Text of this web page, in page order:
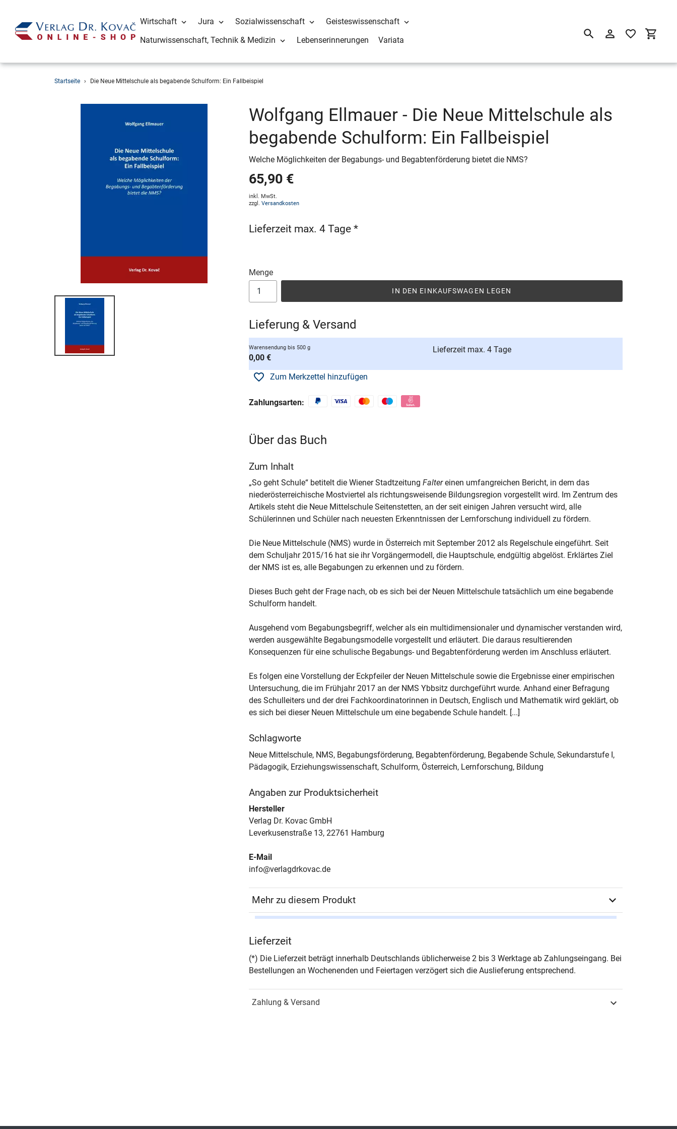
Wirtschaft Jura Sozialwissenschaft
Geisteswissenschaft
Naturwissenschaft, Technik & Medizin
Lebenserinnerungen Variata SuchenEinloggen
Startseite › Die Neue Mittelschule als begabende Schulform: Ein Fallbeispiel
Wolfgang Ellmauer - Die Neue Mittelschule als
begabende Schulform: Ein Fallbeispiel
Welche Möglichkeiten der Begabungs- und Begabtenförderung bietet die NMS?
65,90 €
inkl. MwSt.
zzgl. Versandkosten
Lieferzeit max. 4 Tage *
Menge
IN DEN EINKAUFSWAGEN LEGEN
Lieferung & Versand
Warensendung bis 500 g
0,00 €
Lieferzeit max. 4 Tage
Zum Merkzettel hinzufügen
Zahlungsarten:
Über das Buch
Zum Inhalt
„So geht Schule“ betitelt die Wiener Stadtzeitung Faltereinen umfangreichen Bericht, in dem das
niederösterreichische Mostviertel als richtungsweisende Bildungsregion vorgestellt wird. Im Zentrum des
Artikels steht die Neue Mittelschule Seitenstetten, an der seit einigen Jahren versucht wird, alle
Schülerinnen und Schüler nach neuesten Erkenntnissen der Lernforschung individuell zu fördern.
Die Neue Mittelschule (NMS) wurde in Österreich mit September 2012 als Regelschule eingeführt. Seit
dem Schuljahr 2015/16 hat sie ihr Vorgängermodell, die Hauptschule, endgültig abgelöst. Erklärtes Ziel
der NMS ist es, alle Begabungen zu erkennen und zu fördern.
Dieses Buch geht der Frage nach, ob es sich bei der Neuen Mittelschule tatsächlich um eine begabende
Schulform handelt.
Ausgehend vom Begabungsbegriff, welcher als ein multidimensionaler und dynamischer verstanden wird,
werden ausgewählte Begabungsmodelle vorgestellt und erläutert. Die daraus resultierenden
Konsequenzen für eine schulische Begabungs- und Begabtenförderung werden im Anschluss erläutert.
Es folgen eine Vorstellung der Eckpfeiler der Neuen Mittelschule sowie die Ergebnisse einer empirischen
Untersuchung, die im Frühjahr 2017 an der NMS Ybbsitz durchgeführt wurde. Anhand einer Befragung
des Schulleiters und der drei Fachkoordinatorinnen in Deutsch, Englisch und Mathematik wird geklärt, ob
es sich bei dieser Neuen Mittelschule um eine begabende Schule handelt. [...]
Schlagworte
Neue Mittelschule, NMS, Begabungsförderung, Begabtenförderung, Begabende Schule, Sekundarstufe I,
Pädagogik, Erziehungswissenschaft, Schulform, Österreich, Lernforschung, Bildung
Angaben zur Produktsicherheit
Hersteller
Verlag Dr. Kovac GmbH
Leverkusenstraße 13, 22761 Hamburg
E-Mail
info@verlagdrkovac.de
Mehr zu diesem Produkt
Seiten 124
ISBN
Lieferzeit
(*) Die Lieferzeit beträgt innerhalb Deutschlands üblicherweise 2 bis 3 Werktage ab Zahlungseingang. Bei
Bestellungen an Wochenenden und Feiertagen verzögert sich die Auslieferung entsprechend.
Zahlung & Versand